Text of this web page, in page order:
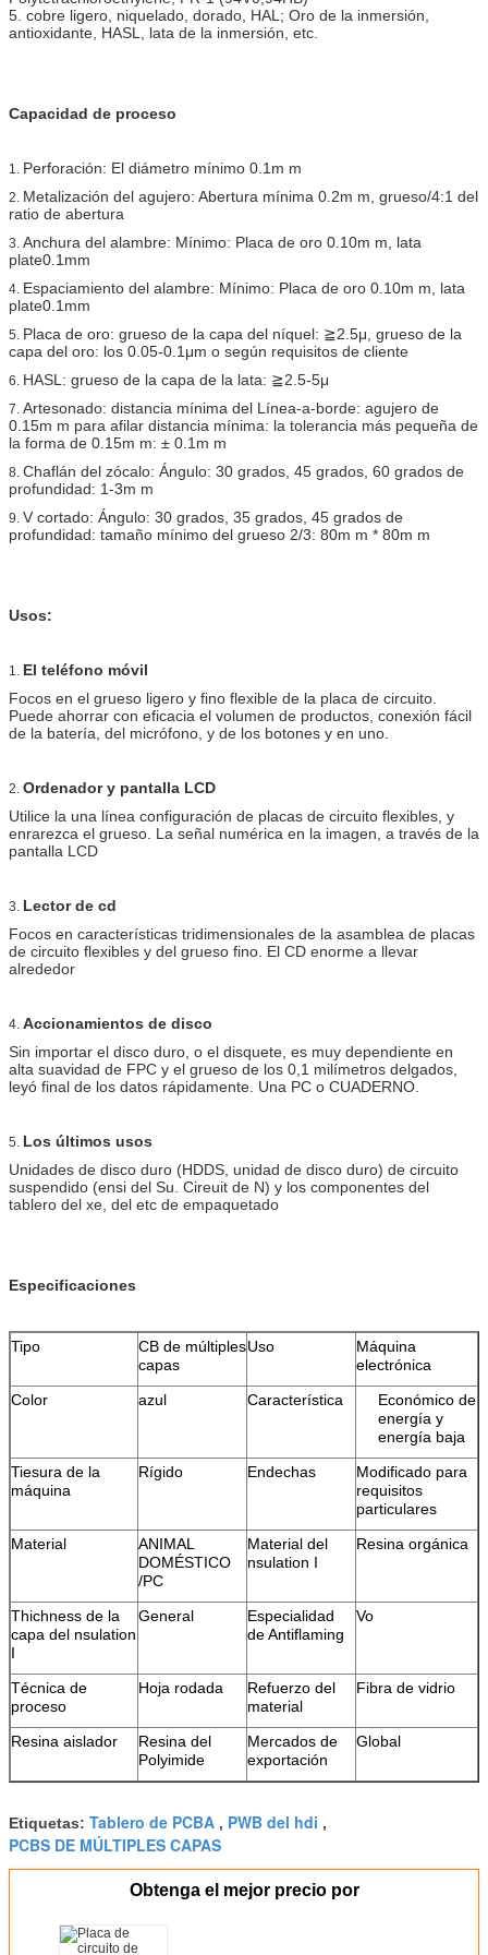
5. cobre ligero, niquelado, dorado, HAL; Oro de la inmersión,
antioxidante, HASL, lata de la inmersión, etc.
Capacidad de proceso
1. Perforación: El diámetro mínimo 0.1m m
2. Metalización del agujero: Abertura mínima 0.2m m, grueso/4:1 del
ratio de abertura
3. Anchura del alambre: Mínimo: Placa de oro 0.10m m, lata
plate0.1mm
4. Espaciamiento del alambre: Mínimo: Placa de oro 0.10m m, lata
plate0.1mm
5. Placa de oro: grueso de la capa del níquel: ≧2.5μ, grueso de la
capa del oro: los 0.05-0.1μm o según requisitos de cliente
6. HASL: grueso de la capa de la lata: ≧2.5-5μ
7. Artesonado: distancia mínima del Línea-a-borde: agujero de
0.15m m para afilar distancia mínima: la tolerancia más pequeña de
la forma de 0.15m m: ± 0.1m m
8. Chaflán del zócalo: Ángulo: 30 grados, 45 grados, 60 grados de
profundidad: 1-3m m
9. V cortado: Ángulo: 30 grados, 35 grados, 45 grados de
profundidad: tamaño mínimo del grueso 2/3: 80m m * 80m m
Usos:
1. El teléfono móvil
Focos en el grueso ligero y fino flexible de la placa de circuito.
Puede ahorrar con eficacia el volumen de productos, conexión fácil
de la batería, del micrófono, y de los botones y en uno.
2. Ordenador y pantalla LCD
Utilice la una línea configuración de placas de circuito flexibles, y
enrarezca el grueso. La señal numérica en la imagen, a través de la
pantalla LCD
3. Lector de cd
Focos en características tridimensionales de la asamblea de placas
de circuito flexibles y del grueso fino. El CD enorme a llevar
alrededor
4. Accionamientos de disco
Sin importar el disco duro, o el disquete, es muy dependiente en
alta suavidad de FPC y el grueso de los 0,1 milímetros delgados,
leyó final de los datos rápidamente. Una PC o CUADERNO.
5. Los últimos usos
Unidades de disco duro (HDDS, unidad de disco duro) de circuito
suspendido (ensi del Su. Cireuit de N) y los componentes del
tablero del xe, del etc de empaquetado
Especificaciones
Tipo
CB de múltiples
capas
Uso
Máquina
electrónica
Color
azul Característica
Económico de
energía y
energía baja
Tiesura de la
máquina
Rígido Endechas
Modificado para
requisitos
particulares
Material
ANIMAL
DOMÉSTICO
/PC
Material del
nsulation I
Resina orgánica
Thichness de la
capa del nsulation
I
General
Especialidad
de Antiflaming
Vo
Técnica de
proceso
Hoja rodada
Refuerzo del
material
Fibra de vidrio
Resina aislador
Resina del
Polyimide
Mercados de
exportación
Global
Etiquetas: Tablero de PCBA , PWB del hdi ,
PCBS DE MÚLTIPLES CAPAS
Obtenga el mejor precio por